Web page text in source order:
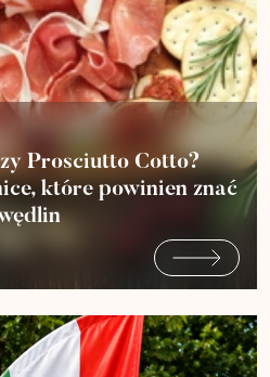
Prosciutto Cotto?
które powinien znać